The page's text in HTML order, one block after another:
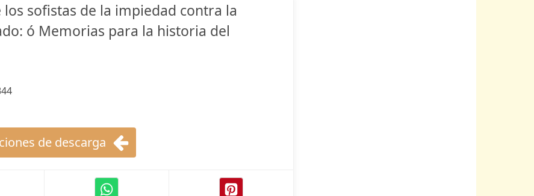
sofistas de la impiedad contra la
ó Memorias para la historia del
de descarga